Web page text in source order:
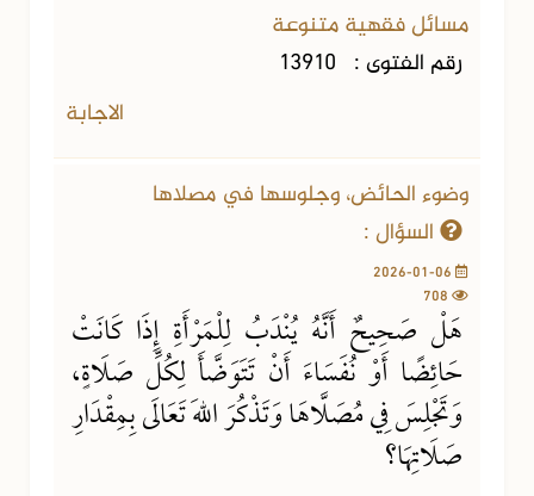
مسائل فقهية متنوعة
رقم الفتوى : 13910
الاجابة
وضوء الحائض، وجلوسها في مصلاها
السؤال :
هَلْ صَحِيحٌ أَنَّهُ يُنْدَبُ لِلْمَرْأَةِ إِذَا كَانَتْ
حَائِضًا أَوْ نُفَسَاءَ أَنْ تَتَوَضَّأَ لِكُلِّ صَلَاةٍ،
وَتَجْلِسَ فِي مُصَلَّاهَا وَتَذْكُرَ اللهَ تَعَالَى بِمِقْدَارِ
صَلَاتِهَا؟